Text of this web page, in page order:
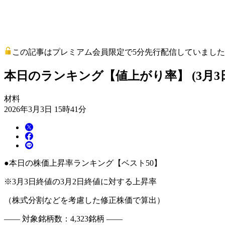
この記事はプレミアム会員限定で5分先行配信していました
本日のランキング【値上がり率】 (3月3
材料
2026年3月3日 15時41分
●本日の株価上昇率ランキング【ベスト50】
※3月3日終値の3月2日終値に対する上昇率
（株式分割などを考慮した修正株価で算出）
―― 対象銘柄数：4,323銘柄 ――